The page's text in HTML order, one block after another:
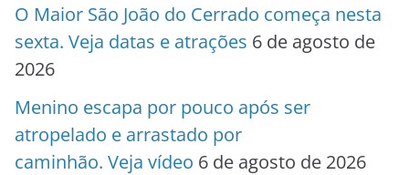
O Maior São João do Cerrado começa nesta
sexta. Veja datas e atrações 6 de agosto de
2026
Menino escapa por pouco após ser
atropelado e arrastado por
caminhão. Veja vídeo 6 de agosto de 2026